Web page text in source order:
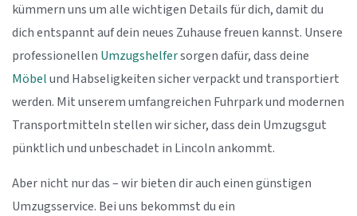
kümmern uns um alle wichtigen Details für dich, damit du
dich entspannt auf dein neues Zuhause freuen kannst. Unsere
professionellen Umzugshelfersorgen dafür, dass deine
Möbelund Habseligkeiten sicher verpackt und transportiert
werden. Mit unserem umfangreichen Fuhrpark und modernen
Transportmitteln stellen wir sicher, dass dein Umzugsgut
pünktlich und unbeschadet in Lincoln ankommt.
Aber nicht nur das – wir bieten dir auch einen günstigen
Umzugsservice. Bei uns bekommst du ein